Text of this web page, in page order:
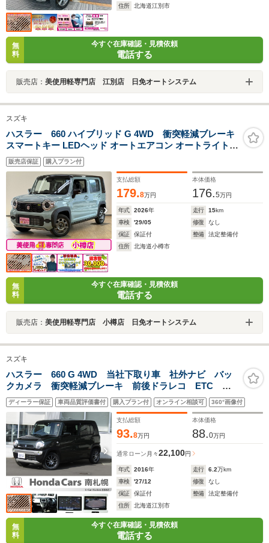
住所
北海道江別市
無
料
今すぐ在庫確認・見積依頼
電話する
販売店： 美使用軽専門店 江別店 日免オートシステム
スズキ
ハスラー 660 ハイブリッド G 4WD 衝突軽減ブレーキ
スマートキー LEDヘッド オートエアコン オートライト
シートヒーター アイドリングストップ ステアリングリモ
コン プッシュエンジンスタート
販売店保証 購入プラン付
支払総額
179.8万円
本体価格
176.5万円
年式 2026年 走行 15km
車検
'29/05 修復
なし
保証
保証付 整備
法定整備付
住所
北海道小樽市
無
料
今すぐ在庫確認・見積依頼
電話する
販売店： 美使用軽専門店 小樽店 日免オートシステム
スズキ
ハスラー 660 G 4WD 当社下取り車 社外ナビ バッ
クカメラ 衝突軽減ブレーキ 前後ドラレコ ETC フ
ルセグ Bluetooth USB ハロゲンライト フォグライ
ト オートエアコン シートヒーター アイドリングス
トップ ドアバイザー
ディーラー保証 車両品質評価書付 購入プラン付 オンライン相談可 360°画像付
支払総額
93.8万円
本体価格
88.0万円
通常ローン 月々22,100円
年式 2016年 走行 6.2万km
車検
'27/12 修復
なし
保証
保証付 整備
法定整備付
住所
北海道江別市
無
料
今すぐ在庫確認・見積依頼
電話する